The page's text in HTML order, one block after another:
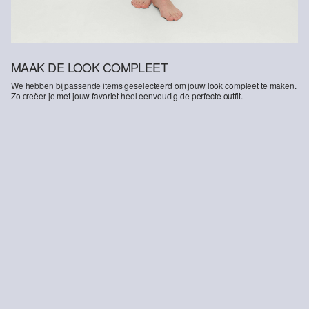
MAAK DE LOOK COMPLEET
We hebben bijpassende items geselecteerd om jouw look compleet te maken.
Zo creëer je met jouw favoriet heel eenvoudig de perfecte outfit.